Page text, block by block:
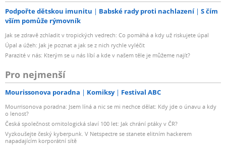
Podpořte dětskou imunitu Babské rady proti nachlazení
S čím
vším pomůže rýmovník
Jak se zdravě zchladit v tropických vedrech: Co pomáhá a kdy už riskujete úpal
Úpal a úžeh: Jak je poznat a jak se z nich rychle vyléčit
Parazité v nás: Kterým se u nás líbí a kde v našem těle je můžeme najít?
Pro nejmenší
Mourissonova poradna Komiksy Festival ABC
Mourrisonova poradna: Jsem líná a nic se mi nechce dělat: Kdy jde o únavu a kdy
o lenost?
Česká společnost ornitologická slaví 100 let: Jak chrání ptáky v ČR?
Vyzkoušejte český kyberpunk. V Netspectre se stanete elitním hackerem
napadajícím korporátní sítě